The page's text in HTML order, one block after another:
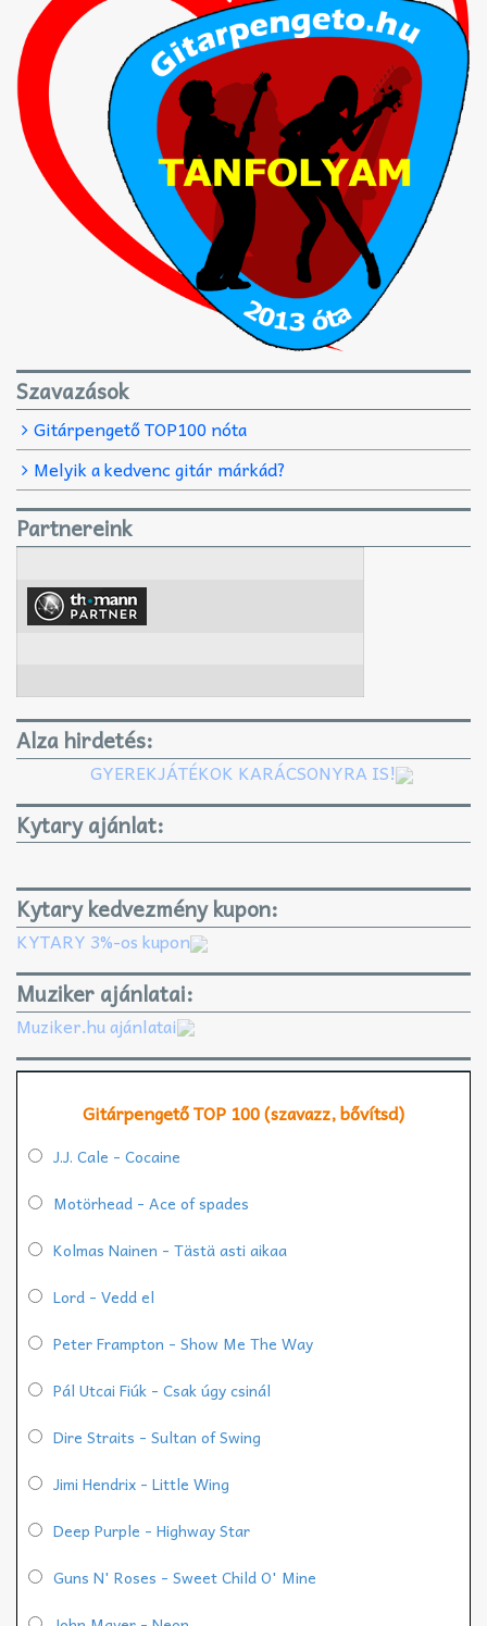
Szavazások
Gitárpengető TOP100 nóta
Melyik a kedvenc gitár márkád?
Partnereink
Alza hirdetés:
GYEREKJÁTÉKOK KARÁCSONYRA IS!
Kytary ajánlat:
Kytary kedvezmény kupon:
KYTARY 3%-os kupon
Muziker ajánlatai:
Muziker.hu ajánlatai
Gitárpengető TOP 100 (szavazz, bővítsd)
J.J. Cale - Cocaine
Motörhead - Ace of spades
Kolmas Nainen - Tästä asti aikaa
Lord - Vedd el
Peter Frampton - Show Me The Way
Pál Utcai Fiúk - Csak úgy csinál
Dire Straits - Sultan of Swing
Jimi Hendrix - Little Wing
Deep Purple - Highway Star
Guns N' Roses - Sweet Child O' Mine